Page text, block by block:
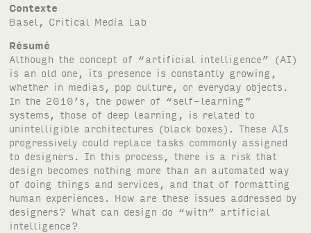
Contexte
Basel, Critical Media Lab
Résumé
Although the concept of “artificial intelligence” (AI)
is an old one, its presence is constantly growing,
whether in medias, pop culture, or everyday objects.
In the 2010’s, the power of “self-learning”
systems, those of deep learning, is related to
unintelligible architectures (black boxes). These AIs
progressively could replace tasks commonly assigned
to designers. In this process, there is a risk that
design becomes nothing more than an automated way
of doing things and services, and that of formatting
human experiences. How are these issues addressed by
designers? What can design do “with” artificial
intelligence?